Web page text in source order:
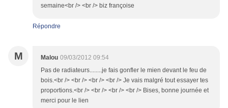
semaine<br /> <br /> biz françoise
Répondre
M Malou 09/03/2012 09:54
Pas de radiateurs........je fais gonfler le mien devant le feu de
bois.<br /> <br /> <br /> <br /> Je vais malgré tout essayer tes
proportions.<br /> <br /> <br /> <br /> Bises, bonne journée et
merci pour le lien